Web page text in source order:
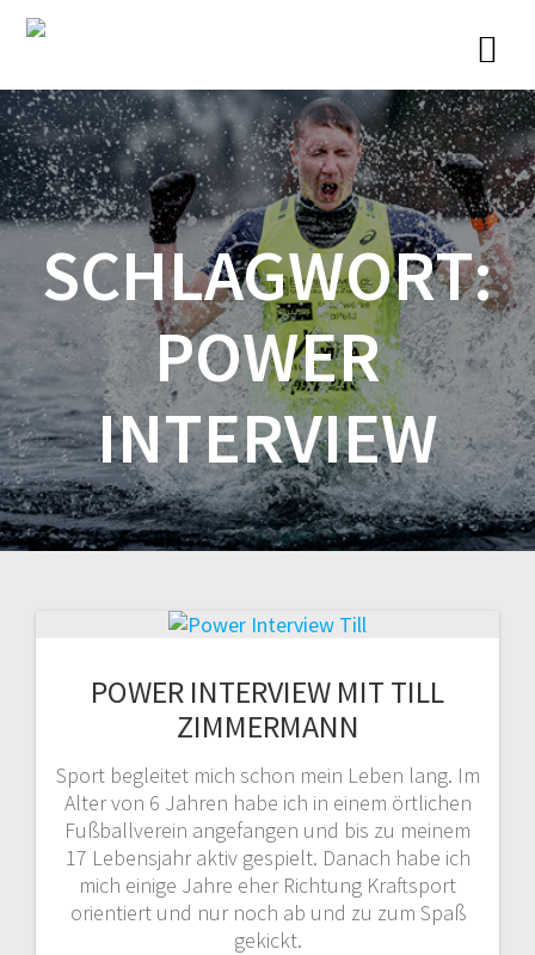
SCHLAGWORT:
POWER
INTERVIEW
POWER INTERVIEW MIT TILL
ZIMMERMANN
Sport begleitet mich schon mein Leben lang. Im
Alter von 6 Jahren habe ich in einem örtlichen
Fußballverein angefangen und bis zu meinem
17 Lebensjahr aktiv gespielt. Danach habe ich
mich einige Jahre eher Richtung Kraftsport
orientiert und nur noch ab und zu zum Spaß
gekickt.